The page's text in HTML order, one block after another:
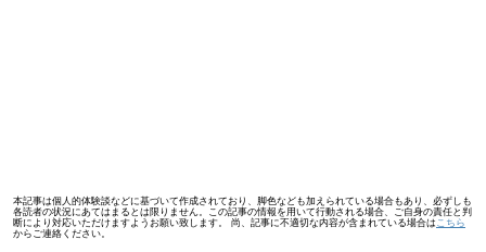
本記事は個人的体験談などに基づいて作成されており、脚色なども加えられている場合もあり、必ずしも
各読者の状況にあてはまるとは限りません。この記事の情報を用いて行動される場合、ご自身の責任と判
断により対応いただけますようお願い致します。 尚、記事に不適切な内容が含まれている場合は こちら
からご連絡ください。